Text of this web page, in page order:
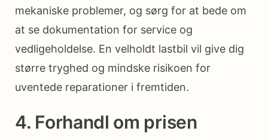
mekaniske problemer, og sørg for at bede om
at se dokumentation for service og
vedligeholdelse. En velholdt lastbil vil give dig
større tryghed og mindske risikoen for
uventede reparationer i fremtiden.
4. Forhandl om prisen